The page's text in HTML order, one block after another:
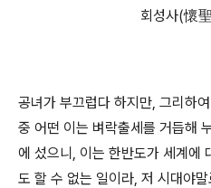
회성사(懷
공녀가 부끄럽다 하지만, 그리하
중 어떤 이는 벼락출세를 거듭해
에 섰으니, 이는 한반도가 세계에
도 할 수 없는 일이라, 저 시대야